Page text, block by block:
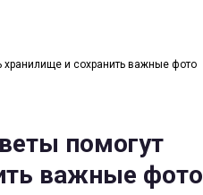
хранилище и сохранить важные фото
помогут
важные фото